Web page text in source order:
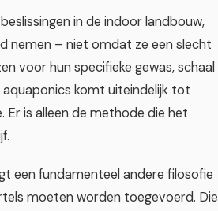
in de indoor landbouw,
nemen – niet omdat ze een slecht
voor hun specifieke gewas, schaal
aquaponics komt uiteindelijk tot
Er is alleen de methode die het
een fundamenteel andere filosofie
moeten worden toegevoerd. Die